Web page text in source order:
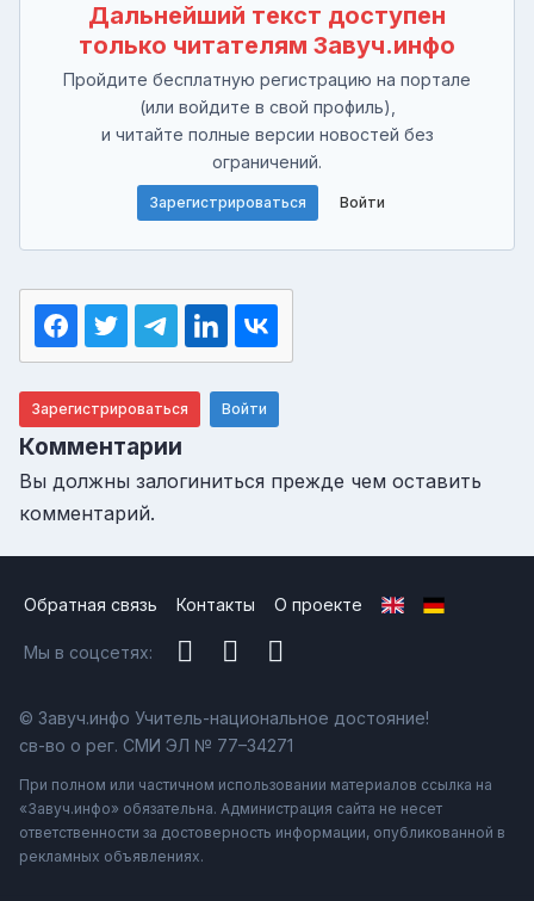
Дальнейший текст доступен
только читателям Завуч.инфо
Пройдите бесплатную регистрацию на портале
(или войдите в свой профиль),
и читайте полные версии новостей без
ограничений.
Зарегистрироваться Войти
Зарегистрироваться Войти
Комментарии
Вы должны залогиниться прежде чем оставить
комментарий.
Обратная связь Контакты О проекте
Мы в соцсетях:
© Завуч.инфо Учитель-национальное достояние!
св-во о рег. СМИ ЭЛ № 77–34271
При полном или частичном использовании материалов ссылка на
«Завуч.инфо» обязательна. Администрация сайта не несет
ответственности за достоверность информации, опубликованной в
рекламных объявлениях.